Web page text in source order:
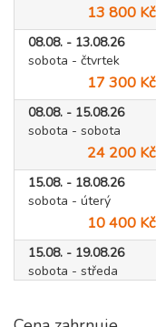
13 800 Kč
08.08. - 13.08.26
sobota - čtvrtek
17 300 Kč
08.08. - 15.08.26
sobota - sobota
24 200 Kč
15.08. - 18.08.26
sobota - úterý
10 400 Kč
15.08. - 19.08.26
sobota - středa
15.08. - 20.08.26